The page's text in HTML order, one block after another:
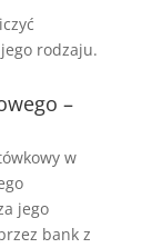
rodzaju.
–
w
jego
bank z